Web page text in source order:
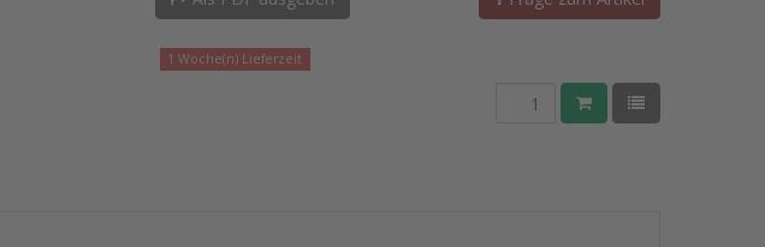
1 Woche(n) Lieferzeit